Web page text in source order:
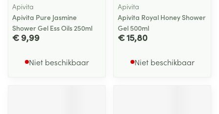
Apivita
Apivita Pure Jasmine
Shower Gel Ess Oils 250ml
€ 9,99
Niet beschikbaar
Apivita
Apivita Royal Honey Shower
Gel 500ml
€ 15,80
Niet beschikbaar